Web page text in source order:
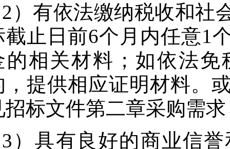
2）有依法缴纳税收和社
截止日前6个月内任意1
的相关材料；如依法
，提供相应证明材料。
招标文件第二章采购需
3）具有良好的商业信